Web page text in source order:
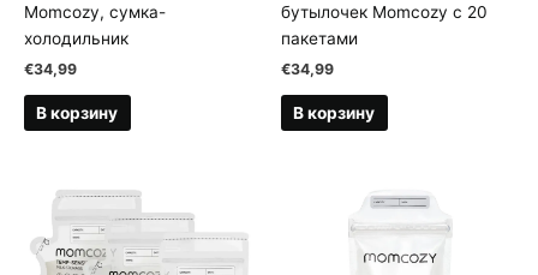
Momcozy, сумка-
холодильник
€34,99
В корзину
бутылочек Momcozy с 20
пакетами
€34,99
В корзину